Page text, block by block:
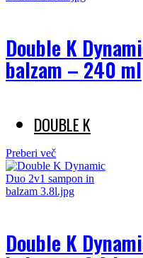
Double K
balzam – 240 ml
DOUBLE K
Preberi več
Double K